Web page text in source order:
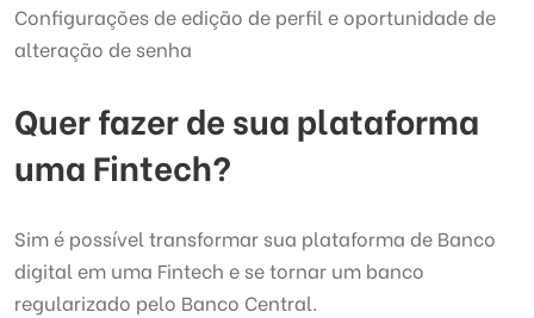
Configurações de edição de perfil e oportunidade de
alteração de senha
Quer fazer de sua plataforma
uma Fintech?
Sim é possível transformar sua plataforma de Banco
digital em uma Fintech e se tornar um banco
regularizado pelo Banco Central.